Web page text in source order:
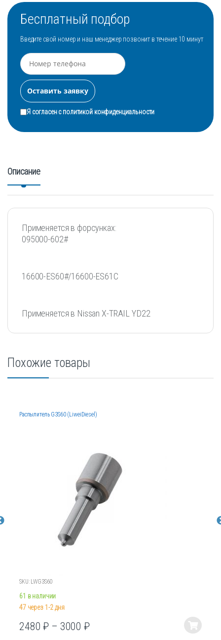
Бесплатный подбор
Введите свой номер и наш менеджер позвонит в течение 10 минут
Я согласен сполитикой конфиденциальности
Описание
Применяется в форсунках:
095000-602#
16600-ES60#/16600-ES61C
Применяется в Nissan X-TRAIL YD22
Похожие товары
Распылитель G3S60 (LiweiDiesel)
SKU: LWG3S60
61 в наличии
47 через 1-2 дня
2480₽ – 3000₽
Этот